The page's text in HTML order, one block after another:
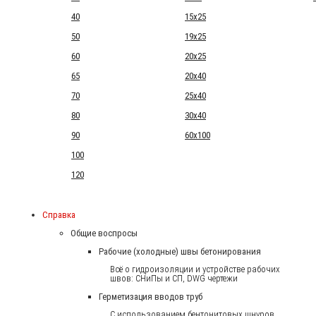
40
15x25
50
19x25
60
20x25
65
20x40
70
25x40
80
30x40
90
60x100
100
120
Справка
Общие воспросы
Рабочие (холодные) швы бетонирования
Всё о гидроизоляции и устройстве рабочих
швов: СНиПы и СП, DWG чертежи
Герметизация вводов труб